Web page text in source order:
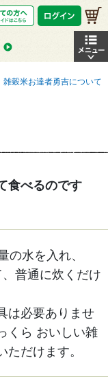
雑穀米お達者勇吉について
食べるのです
の水を入れ、
、普通に炊くだけ
は必要ありませ
くら おいしい雑
だけます。